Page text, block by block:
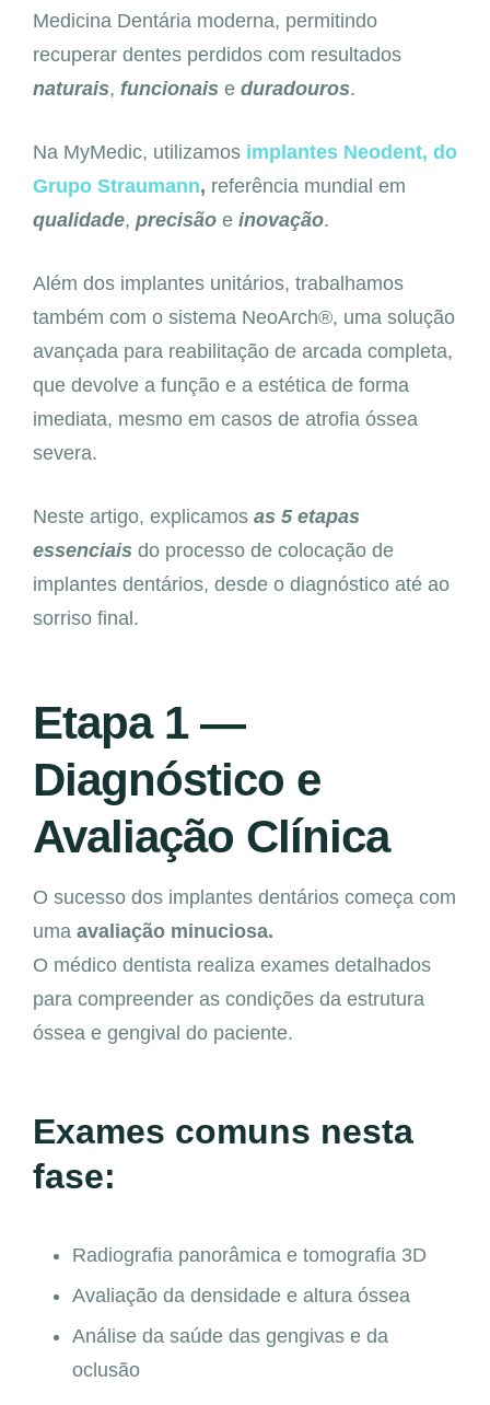
Medicina Dentária moderna, permitindo
recuperar dentes perdidos com resultados
naturais, funcionais e duradouros.
Na MyMedic, utilizamos implantes Neodent, do
Grupo Straumann, referência mundial em
qualidade, precisão e inovação.
Além dos implantes unitários, trabalhamos
também com o sistema NeoArch®, uma solução
avançada para reabilitação de arcada completa,
que devolve a função e a estética de forma
imediata, mesmo em casos de atrofia óssea
severa.
Neste artigo, explicamos as 5 etapas
essenciais do processo de colocação de
implantes dentários, desde o diagnóstico até ao
sorriso final.
Etapa 1 —
Diagnóstico e
Avaliação Clínica
O sucesso dos implantes dentários começa com
uma avaliação minuciosa.
O médico dentista realiza exames detalhados
para compreender as condições da estrutura
óssea e gengival do paciente.
Exames comuns nesta
fase:
Radiografia panorâmica e tomografia 3D
Avaliação da densidade e altura óssea
Análise da saúde das gengivas e da
oclusão